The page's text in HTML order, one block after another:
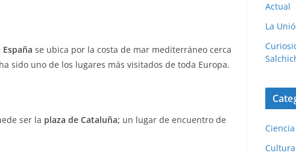
se ubica por la costa de mar mediterráneo cerca
ha sido uno de los lugares más visitados de toda Europa.
ser la plaza de Cataluña; un lugar de encuentro de
Actual
La
Ciencia
Cultura